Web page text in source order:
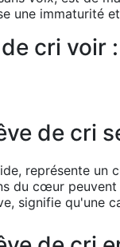
une immaturité
cri voir :
de cri
représente
du cœur peuvent
signifie qu'une